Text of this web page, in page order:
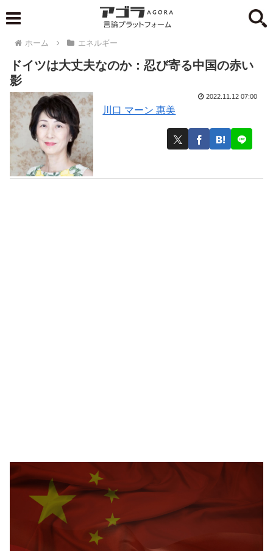
ホーム エネルギー
ドイツは大丈夫なのか：忍び寄る中国の赤い
影
川口 マーン 惠美
2022.11.12 07:00